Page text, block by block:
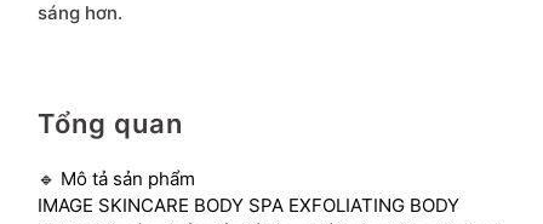
sáng hơn.
Tổng quan
🔹 Mô tả sản phẩm
IMAGE SKINCARE BODY SPA EXFOLIATING BODY